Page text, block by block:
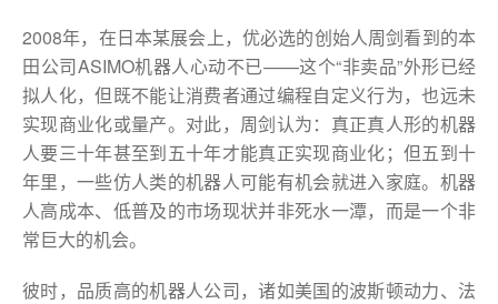
2008年，在日本某展会上，优必选的创始人周剑看到的本
田公司ASIMO机器人心动不已——这个“非卖品”外形已经
拟人化，但既不能让消费者通过编程自定义行为，也远未
实现商业化或量产。对此，周剑认为：真正真人形的机器
人要三十年甚至到五十年才能真正实现商业化；但五到十
年里，一些仿人类的机器人可能有机会就进入家庭。机器
人高成本、低普及的市场现状并非死水一潭，而是一个非
常巨大的机会。
彼时，品质高的机器人公司，诸如美国的波斯顿动力、法